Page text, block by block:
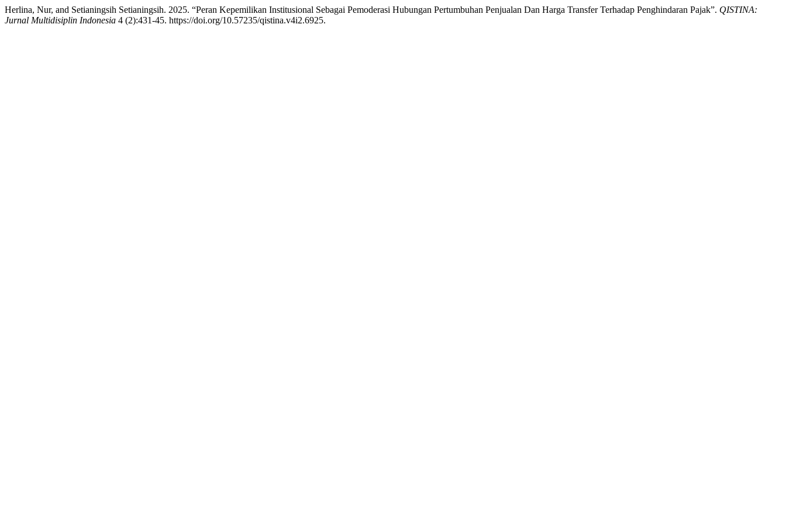
Herlina, Nur, and Setianingsih Setianingsih. 2025. “Peran Kepemilikan Institusional Sebagai Pemoderasi Hubungan Pertumbuhan Penjualan Dan Harga Transfer Terhadap Penghindaran Pajak”. QISTINA:
Jurnal Multidisiplin Indonesia 4 (2):431-45. https://doi.org/10.57235/qistina.v4i2.6925.